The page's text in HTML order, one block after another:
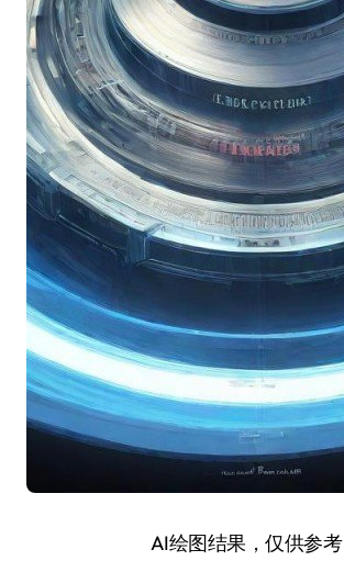
AI绘图结果，仅供参考